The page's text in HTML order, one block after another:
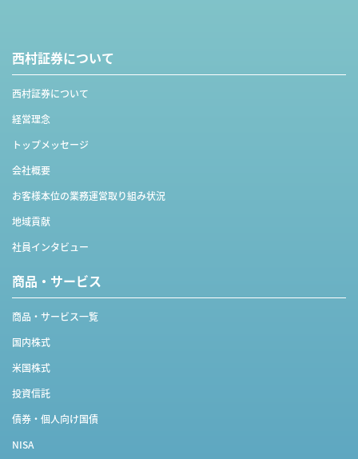
西村証券について
西村証券について
経営理念
トップメッセージ
会社概要
お客様本位の業務運営取り組み状況
地域貢献
社員インタビュー
商品・サービス
商品・サービス一覧
国内株式
米国株式
投資信託
債券・個人向け国債
NISA